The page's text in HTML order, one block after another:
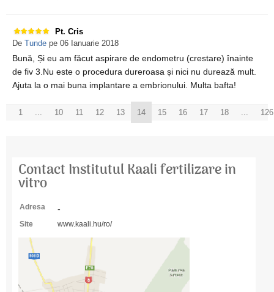
Pt. Cris
De Tunde pe 06 Ianuarie 2018
Bună, Și eu am făcut aspirare de endometru (crestare) înainte
de fiv 3.Nu este o procedura dureroasa și nici nu durează mult.
Ajuta la o mai buna implantare a embrionului. Multa bafta!
1 ... 10 11 12 13 14 15 16 17 18 ... 126
Contact Institutul Kaali fertilizare in
vitro
Adresa -
Site www.kaali.hu/ro/